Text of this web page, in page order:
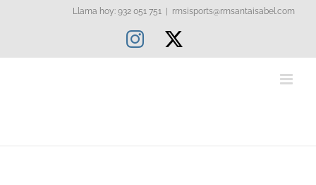
Llama hoy: 932 051 751 rmsisports@rmsantaisabel.com
Instagram